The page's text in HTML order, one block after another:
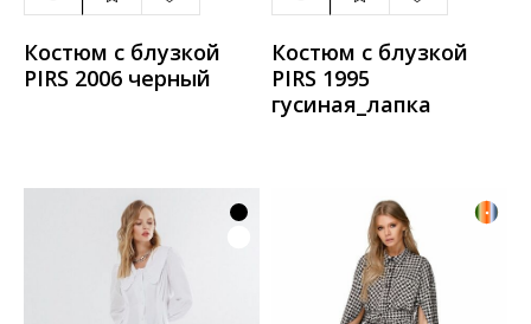
Костюм с блузкой
PIRS 2006 черный
Костюм с блузкой
PIRS 1995
гусиная_лапка